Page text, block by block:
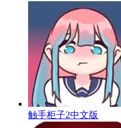
触手柜子2中文版